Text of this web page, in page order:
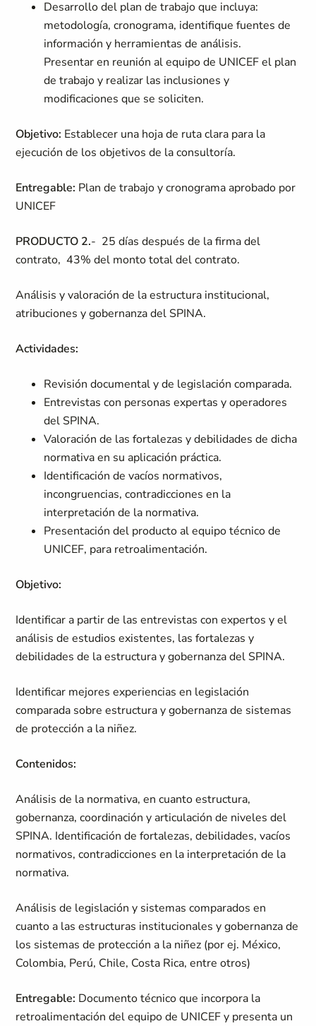
Desarrollo del plan de trabajo que incluya:
metodología, cronograma, identifique fuentes de
información y herramientas de análisis.
Presentar en reunión al equipo de UNICEF el plan
de trabajo y realizar las inclusiones y
modificaciones que se soliciten.
Objetivo: Establecer una hoja de ruta clara para la
ejecución de los objetivos de la consultoría.
Entregable: Plan de trabajo y cronograma aprobado por
UNICEF
PRODUCTO 2.- 25 días después de la firma del
contrato, 43% del monto total del contrato.
Análisis y valoración de la estructura institucional,
atribuciones y gobernanza del SPINA.
Actividades:
Revisión documental y de legislación comparada.
Entrevistas con personas expertas y operadores
del SPINA.
Valoración de las fortalezas y debilidades de dicha
normativa en su aplicación práctica.
Identificación de vacíos normativos,
incongruencias, contradicciones en la
interpretación de la normativa.
Presentación del producto al equipo técnico de
UNICEF, para retroalimentación.
Objetivo:
Identificar a partir de las entrevistas con expertos y el
análisis de estudios existentes, las fortalezas y
debilidades de la estructura y gobernanza del SPINA.
Identificar mejores experiencias en legislación
comparada sobre estructura y gobernanza de sistemas
de protección a la niñez.
Contenidos:
Análisis de la normativa, en cuanto estructura,
gobernanza, coordinación y articulación de niveles del
SPINA. Identificación de fortalezas, debilidades, vacíos
normativos, contradicciones en la interpretación de la
normativa.
Análisis de legislación y sistemas comparados en
cuanto a las estructuras institucionales y gobernanza de
los sistemas de protección a la niñez (por ej. México,
Colombia, Perú, Chile, Costa Rica, entre otros)
Entregable: Documento técnico que incorpora la
retroalimentación del equipo de UNICEF y presenta un